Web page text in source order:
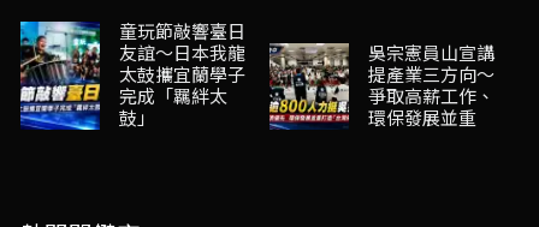
童玩節敲響臺日
友誼～日本我龍
太鼓攜宜蘭學子
完成「羈絆太
鼓」
吳宗憲員山宣講
提產業三方向～
爭取高薪工作、
環保發展並重